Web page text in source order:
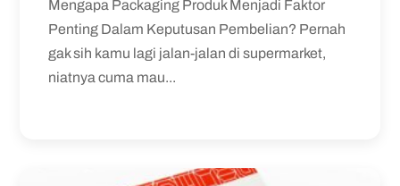
Mengapa Packaging Produk Menjadi Faktor
Penting Dalam Keputusan Pembelian? Pernah
gak sih kamu lagi jalan-jalan di supermarket,
niatnya cuma mau...